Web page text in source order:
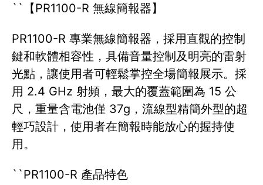
``【PR1100-R 無線簡報器】
PR1100-R 專業無線簡報器，採用直觀的控制
鍵和軟體相容性，具備音量控制及明亮的雷射
光點，讓使用者可輕鬆掌控全場簡報展示。採
用 2.4 GHz 射頻，最大的覆蓋範圍為 15 公
尺，重量含電池僅 37g，流線型精簡外型的超
輕巧設計，使用者在簡報時能放心的握持使
用。
``PR1100-R 產品特色